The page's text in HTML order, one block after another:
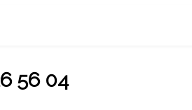
56 04